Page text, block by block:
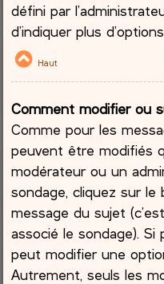
défini par
d’indiquer plus
Haut
Comment modifier ou
Comme pour les
peuvent être modifiés
modérateur ou un
sondage, cliquez sur le
message du sujet
associé le sondage). Si
peut modifier une
Autrement, seuls les